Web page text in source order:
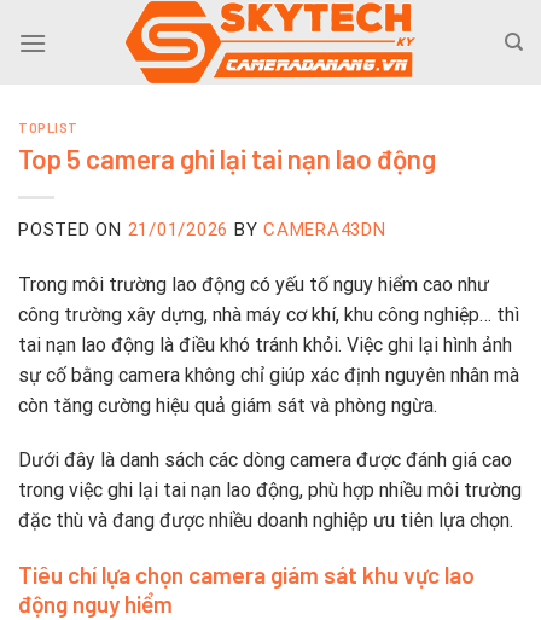
TOPLIST
Top 5 camera ghi lại tai nạn lao động
POSTED ON 21/01/2026 BY CAMERA43DN
Trong môi trường lao động có yếu tố nguy hiểm cao như
công trường xây dựng, nhà máy cơ khí, khu công nghiệp… thì
tai nạn lao động là điều khó tránh khỏi. Việc ghi lại hình ảnh
sự cố bằng camera không chỉ giúp xác định nguyên nhân mà
còn tăng cường hiệu quả giám sát và phòng ngừa.
Dưới đây là danh sách các dòng camera được đánh giá cao
trong việc ghi lại tai nạn lao động, phù hợp nhiều môi trường
đặc thù và đang được nhiều doanh nghiệp ưu tiên lựa chọn.
Tiêu chí lựa chọn camera giám sát khu vực lao
động nguy hiểm